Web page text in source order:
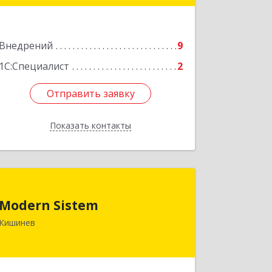
Внедрений
9
1С:Специалист
2
Отправить заявку
Показать контакты
Подробнее
Отправить заявку
Назад
Modern Sistem
Кишинев
Кишинев, ул. Бульвар Дмитрий